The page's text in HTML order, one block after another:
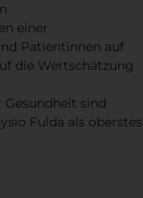
einer
Patientinnen auf
die Wertschätzung
sind
Fulda als oberstes